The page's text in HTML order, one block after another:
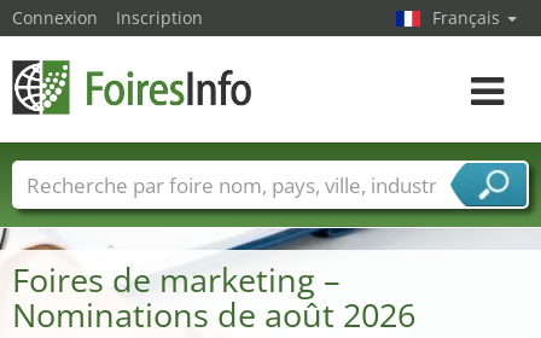
Foires de marketing –
Nominations de août 2026
Connexion Inscription Français
Toggle
Foire noms Pays Villes
Secteurs de foire
Secteurs du fournisseur de services